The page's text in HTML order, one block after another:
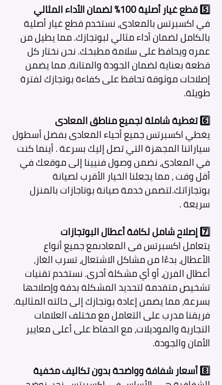
5️⃣قطع غيار أصلية 100% لضمان الأداء المثالي
في اكسبرتس بالمعادى، نستخدم قطع غيار أصلية
بالكامل لضمان أداء مثالي لبوتجازك. مما يطيل من
عمره ويحافظ على سلامة مطبخك. نحن نختار كل
قطعة بعناية لضمان الجودة والمتانة، مما يضمن
إصلاحات موثوقة تحافظ على كفاءة بوتجازك لفترة
طويلة.
6️⃣تغطية شاملة لجميع مناطق المعادى
يغطي اكسبرتس جميع أحياء المعادى بفضل أسطول
سياراتنا المجهزة التي تصل إليك بسرعة . أينما كنت
في المعادى، نضمن وصول فنيينا إلى موقعك في
أقل وقت ، مما يجعلنا الخيار الأقرب لصيانة
بوتجازاتك.لتضمن خدمة صيانة بوتاجازات بالمنزل
سريعة .
7️⃣إصلاح شامل لكافة أعطال البوتجازات
يتعامل اكسبرتس فى المعادىمع جميع أنواع
الأعطال، بدءًا من مشاكل الاشتعال، تسرب الغاز،
أعطال الفرن، أو أي مشكلة أخرى. نستخدم تقنيات
تشخيص متقدمة لتحديد المشكلة بدقة وإصلاحها
بسرعة، مما يضمن إعادة بوتجازك إلى حالته المثالية.
فريقنا مدرب على التعامل مع مختلف العلامات
التجارية والموديلات، مع الحفاظ على أعلى معايير
الأمان والجودة.
8️⃣أسعار شفافة وواضحة بدون تكاليف مخفية